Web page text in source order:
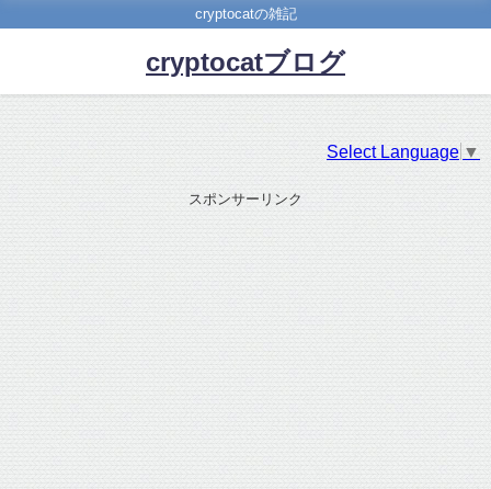
cryptocatの雑記
cryptocatブログ
Select Language ▼
スポンサーリンク